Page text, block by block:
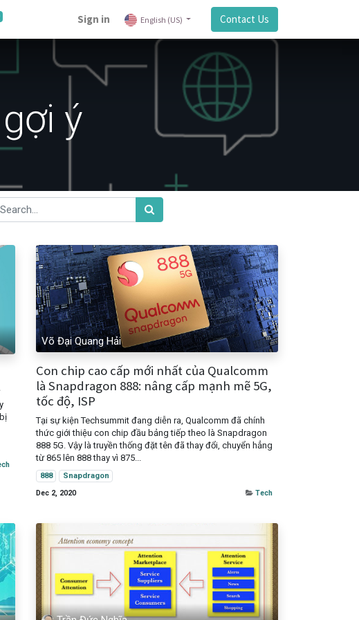
Sign in English (US) Contact Us
ý
Võ Đại Quang Hải
Con chip cao cấp mới nhất của Qualcomm
là Snapdragon 888: nâng cấp mạnh mẽ 5G,
tốc độ, ISP
Tại sự kiện Techsummit đang diễn ra, Qualcomm đã chính
thức giới thiệu con chip đầu bảng tiếp theo là Snapdragon
888 5G. Vậy là truyền thống đặt tên đã thay đổi, chuyển hẳng
từ 865 lên 888 thay vì 875...
888
Snapdragon
Dec 2, 2020
Tech